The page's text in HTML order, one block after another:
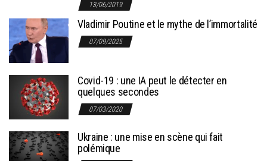
13/06/2019
Vladimir Poutine et le mythe de l’immortalité
07/09/2025
Covid-19 : une IA peut le détecter en
quelques secondes
07/03/2020
Ukraine : une mise en scène qui fait
polémique